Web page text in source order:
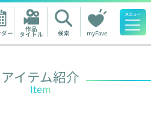
ー 作品
タイトル 検索 myFave
アイテム紹介
Item